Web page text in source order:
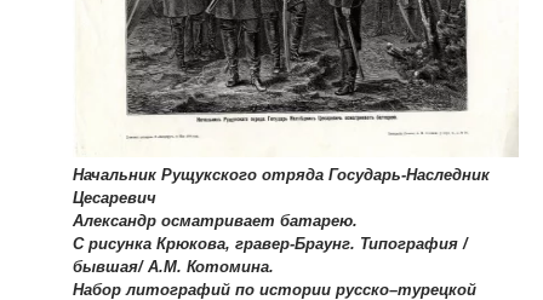
Начальник Рущукского отряда Государь-Наследник
Цесаревич
Александр осматривает батарею.
С рисунка Крюкова, гравер-Браунг. Типография /
бывшая/ А.М. Котомина.
Набор литографий по истории русско–турецкой